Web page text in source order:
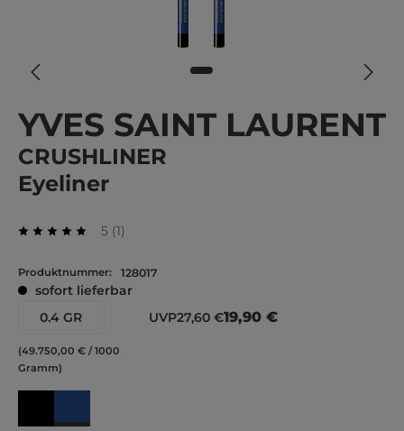
YVES SAINT LAURENT
CRUSHLINER
Eyeliner
5
Durchschnittliche Bewertung von 5 von 5
(1)
Bewertung
Produktnummer: 128017
sofort lieferbar
0.4 GR
(49.750,00 € / 1000
Gramm)
UVP27,60 €19,90 €